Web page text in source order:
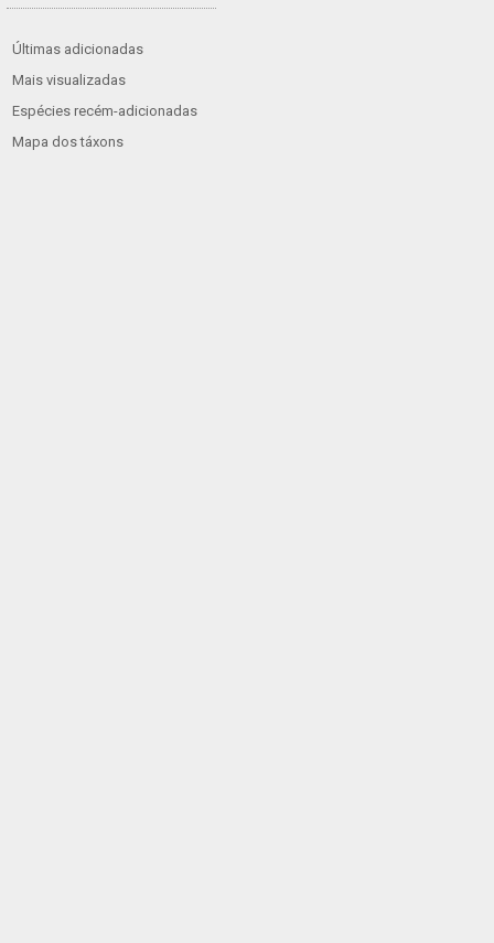
Últimas adicionadas
Mais visualizadas
Espécies recém-adicionadas
Mapa dos táxons